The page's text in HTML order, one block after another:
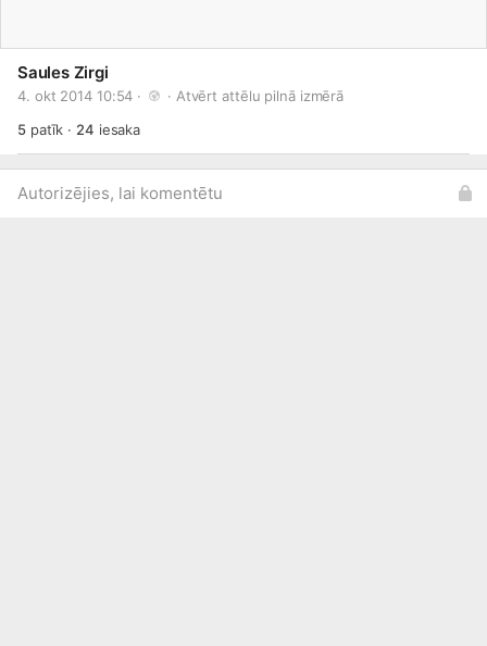
Saules Zirgi
4. okt 2014 10:54 · · Atvērt attēlu pilnā izmērā
5patīk · 24 iesaka
Autorizējies, lai komentētu